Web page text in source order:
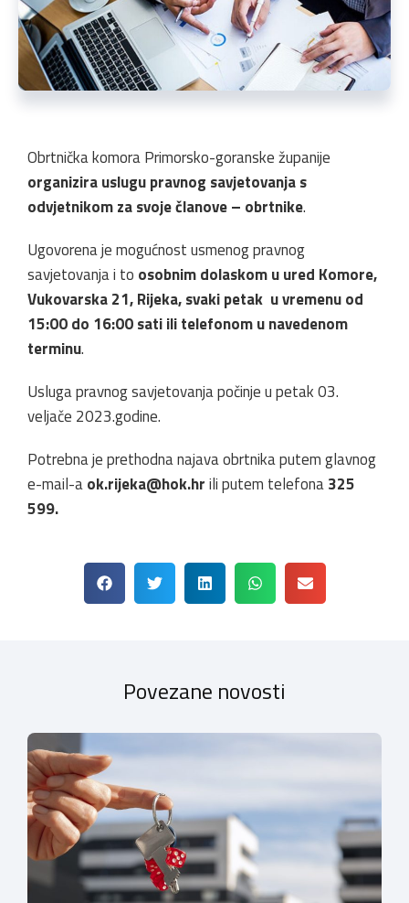
Obrtnička komora Primorsko-goranske županije
organizira uslugu pravnog savjetovanja s
odvjetnikom za svoje članove – obrtnike.
Ugovorena je mogućnost usmenog pravnog
savjetovanja i to osobnim dolaskom u ured Komore,
Vukovarska 21, Rijeka, svaki petak u vremenu od
15:00 do 16:00 sati ili telefonom u navedenom
terminu.
Usluga pravnog savjetovanja počinje u petak 03.
veljače 2023.godine.
Potrebna je prethodna najava obrtnika putem glavnog
e-mail-aok.rijeka@hok.hrili putem telefona325
599.
Povezane novosti